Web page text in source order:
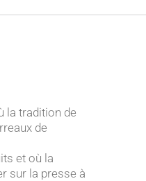
la tradition de
de
et où la
sur la presse à